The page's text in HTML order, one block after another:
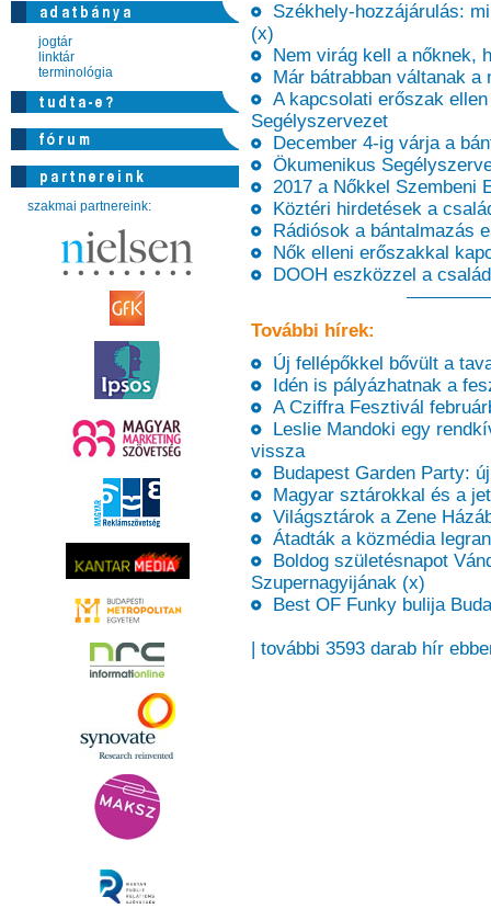
jogtár
linktár
terminológia
szakmai partnereink:
Székhely-hozzájárulás:
(x)
Nem virág kell a nőknek,
Már bátrabban váltanak a
A kapcsolati erőszak ellen
Segélyszervezet
December 4-ig várja a
Ökumenikus
2017 a Nőkkel Szembeni
Köztéri hirdetések a
Rádiósok a bántalmazás
Nők elleni erőszakkal
DOOH eszközzel a
További hírek:
Új fellépőkkel bővült a
Idén is pályázhatnak a
A Cziffra Fesztivál
Leslie Mandoki egy
vissza
Budapest Garden Party:
Magyar sztárokkal és a
Világsztárok a Zene
Átadták a közmédia
Boldog születésnapot
Szupernagyijának (x)
Best OF Funky bulija
| további 3593 darab hír